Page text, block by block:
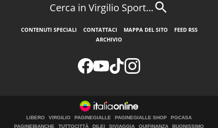
Cerca in Virgilio Sport...
CONTENUTI SPECIALI CONTATTACI MAPPA DEL SITO
FEED RSS
ARCHIVIO
LIBERO VIRGILIO PAGINEGIALLE PAGINEGIALLE SHOP
PGCASA
PAGINEBIANCHE
TUTTOCITTÀ DILEI SIVIAGGIA QUIFINANZA BUONISSIMO